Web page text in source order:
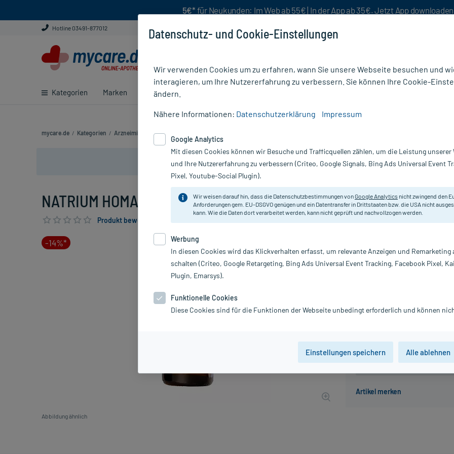
5€* für Neukunden: Im Web ab 55€ | In der App ab 35€. Jetzt App downloaden
Hotline 03491-877012
Kategorien Marken Ratgeber
mycare.de / Kategorien / Arzneimittel rezeptfrei
Nur für kurze Zeit:Gratis-Versand* ab 19€ Mindestbestellwert!
NATRIUM HOMACCORD, 30 ml
Produkt bewerten & PlusHerzen sichern
-14%*
Abbildung ähnlich
Grundpreis: 410,00 € / l
Der Artikel ist momentan
Beratung für
Homöopathisches Arzneimittel.
Darreichung:
Hersteller:
Datenschutz- und Cookie-Einstellungen
Wir verwenden Cookies um zu erfahren, wann Sie unsere Webseite besuchen und
interagieren, um Ihre Nutzererfahrung zu verbessern. Sie können Ihre Cookie-
ändern.
Nähere Informationen: Datenschutzerklärung Impressum
Google Analytics
Mit diesen Cookies können wir Besuche und Trafficquellen zählen, um die Leistung unserer
und Ihre Nutzererfahrung zu verbessern (Criteo, Google Signals, Bing Ads Universal Event
Pixel, Youtube-Social Plugin).
Wir weisen darauf hin, dass die Datenschutzbestimmungen vonGoogle Analytics nicht zwingend den
Anforderungen gem. EU-DSGVO genügen und ein Datentransfer in Drittstaaten bzw. die USA nicht
kann. Wie die Daten dort verarbeitet werden, kann nicht geprüft und nachvollzogen werden.
Werbung
In diesen Cookies wird das Klickverhalten erfasst, um relevante Anzeigen und Remarketing
schalten (Criteo, Google Retargeting, Bing Ads Universal Event Tracking, Facebook Pixel,
Plugin, Emarsys).
Funktionelle Cookies
Diese Cookies sind für die Funktionen der Webseite unbedingt erforderlich und können
Einstellungen speichern Alle ablehnen